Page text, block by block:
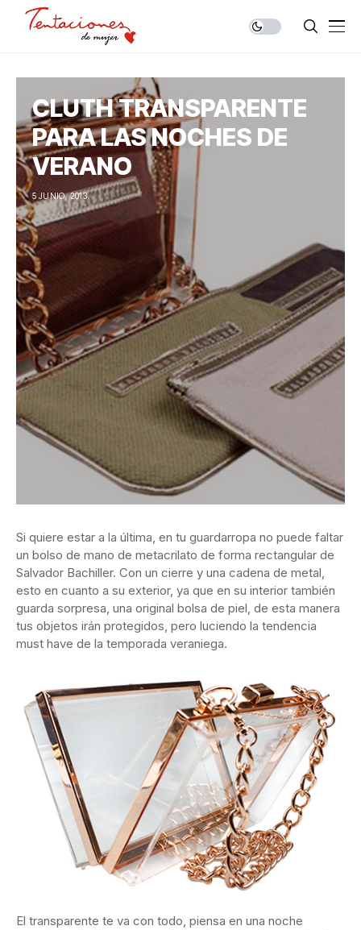
CLUTH TRANSPARENTE
PARA LAS NOCHES DE
VERANO
5 JUNIO, 2013
Si quiere estar a la última, en tu guardarropa no puede faltar
un bolso de mano de metacrilato de forma rectangular de
Salvador Bachiller. Con un cierre y una cadena de metal,
esto en cuanto a su exterior, ya que en su interior también
guarda sorpresa, una original bolsa de piel, de esta manera
tus objetos irán protegidos, pero luciendo la tendencia
must have de la temporada veraniega.
El transparente te va con todo, piensa en una noche